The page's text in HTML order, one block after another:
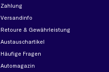
Zahlung
Versandinfo
Retoure & Gewährleistung
Austauschartikel
Häufige Fragen
Automagazin